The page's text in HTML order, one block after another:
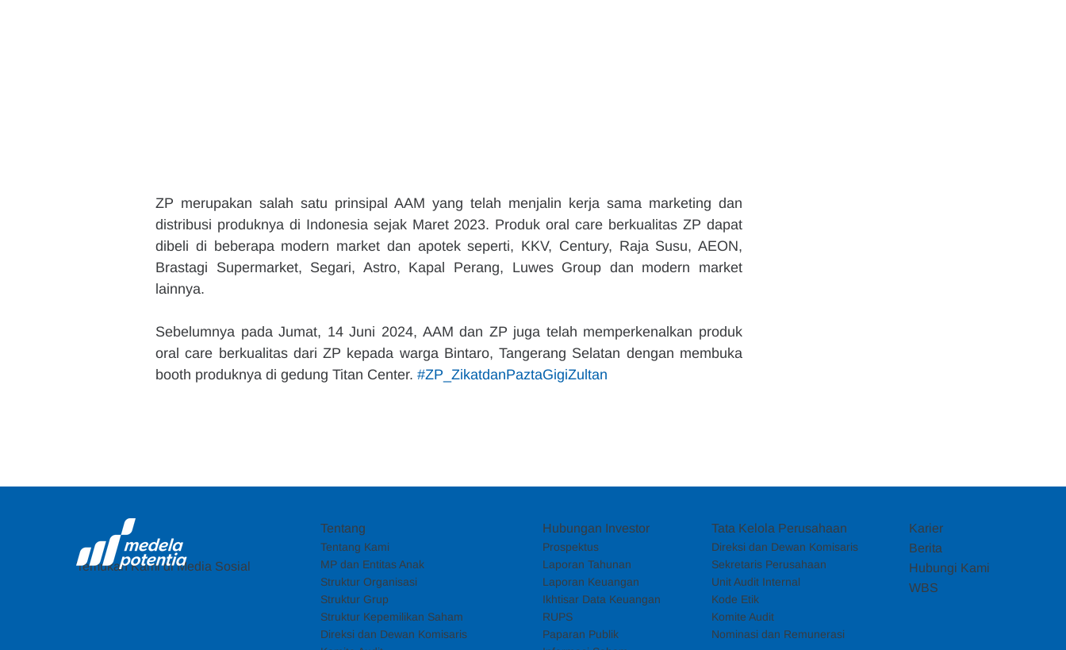
ZP merupakan salah satu prinsipal AAM yang telah menjalin kerja sama marketing dan
distribusi produknya di Indonesia sejak Maret 2023. Produk oral care berkualitas ZP dapat
dibeli di beberapa modern market dan apotek seperti, KKV, Century, Raja Susu, AEON,
Brastagi Supermarket, Segari, Astro, Kapal Perang, Luwes Group dan modern market
lainnya.
Sebelumnya pada Jumat, 14 Juni 2024, AAM dan ZP juga telah memperkenalkan produk
oral care berkualitas dari ZP kepada warga Bintaro, Tangerang Selatan dengan membuka
booth produknya di gedung Titan Center. #ZP_ZikatdanPaztaGigiZultan
Karier
Berita
Hubungi Kami
WBS
Direksi dan Dewan Komisaris
Sekretaris Perusahaan
Unit Audit Internal
Kode Etik
Komite Audit
Nominasi dan Remunerasi
Tata Kelola Perusahaan
Prospektus
Laporan Tahunan
Laporan Keuangan
Ikhtisar Data Keuangan
RUPS
Paparan Publik
Hubungan Investor
Tentang Kami
MP dan Entitas Anak
Struktur Organisasi
Struktur Grup
Struktur Kepemilikan Saham
Direksi dan Dewan Komisaris
Tentang
Temukan Kami di Media Sosial